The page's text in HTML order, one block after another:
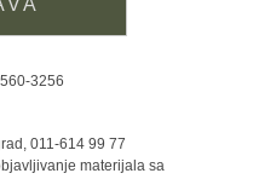
3256
011-614 99 77
materijala sa